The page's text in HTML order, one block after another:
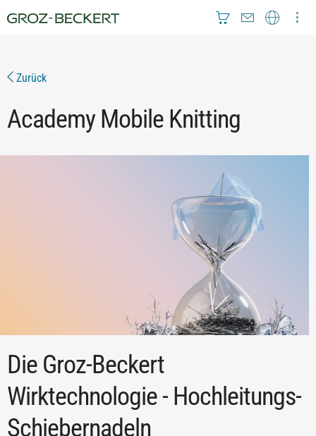
Zurück
Academy Mobile Knitting
Die Groz-Beckert
Wirktechnologie - Hochleitungs-
Schiebernadeln